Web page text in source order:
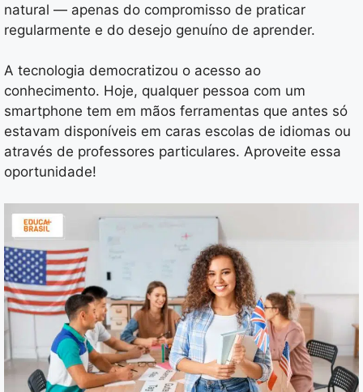
natural — apenas do compromisso de praticar
regularmente e do desejo genuíno de aprender.
A tecnologia democratizou o acesso ao
conhecimento. Hoje, qualquer pessoa com um
smartphone tem em mãos ferramentas que antes só
estavam disponíveis em caras escolas de idiomas ou
através de professores particulares. Aproveite essa
oportunidade!